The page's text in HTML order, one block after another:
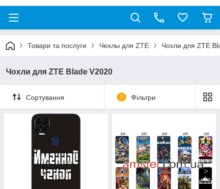
Товари та послуги Чехлы для ZTE Чохли для ZTE
Чохли для ZTE Blade V2020
Сортування 0 Фільтри